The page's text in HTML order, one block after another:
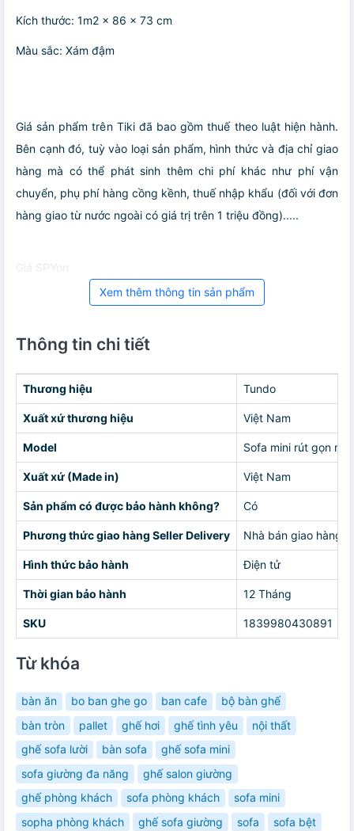
Kích thước: 1m2 x 86 x 73 cm
Màu sắc: Xám đậm
Giá sản phẩm trên Tiki đã bao gồm thuế theo luật hiện hành.
Bên cạnh đó, tuỳ vào loại sản phẩm, hình thức và địa chỉ giao
hàng mà có thể phát sinh thêm chi phí khác như phí vận
chuyển, phụ phí hàng cồng kềnh, thuế nhập khẩu (đối với đơn
hàng giao từ nước ngoài có giá trị trên 1 triệu đồng).....
Giá SPYon
Xem thêm thông tin sản phẩm
Thông tin chi tiết
Thương hiệu Tundo
Xuất xứ thương hiệu Việt Nam
Model Sofa mini rút gọn
Xuất xứ (Made in) Việt Nam
Sản phẩm có được bảo hành không? Có
Phương thức giao hàng Seller Delivery Nhà bán giao hàng
Hình thức bảo hành Điện tử
Thời gian bảo hành 12 Tháng
SKU 1839980430891
Từ khóa
bàn ăn bo ban ghe go ban cafe
bộ bàn ghế
bàn tròn
pallet ghế hơi ghế tình yêu
nội thất
ghế sofa lười
bàn sofa
ghế sofa mini
sofa giường đa năng
ghế salon giường
ghế phòng khách
sofa phòng khách
sofa mini
sopha phòng khách
ghế sofa giường sofa
sofa bệt